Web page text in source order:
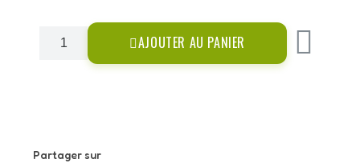
AJOUTER AU PANIER
Partager sur